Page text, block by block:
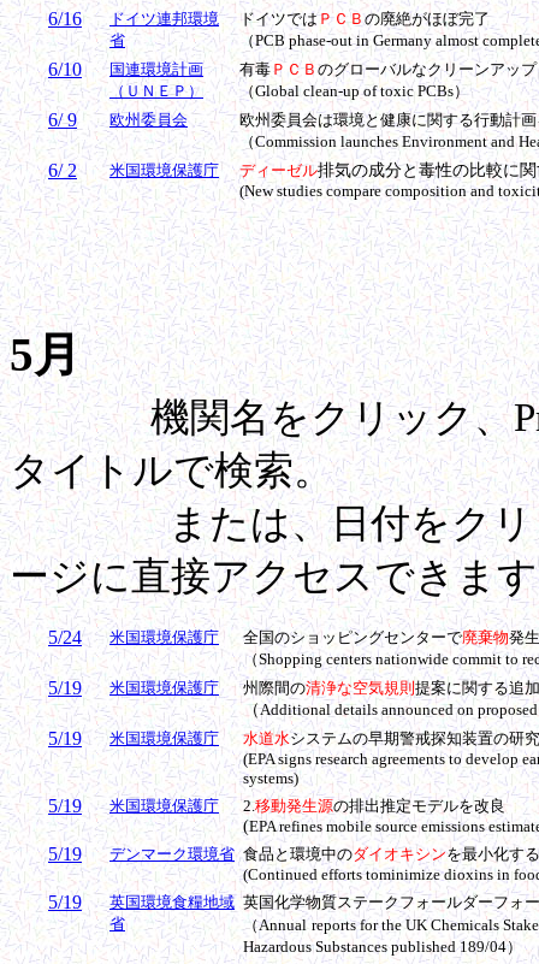
6/16
ドイツ連邦環境
省
ドイツではＰＣＢ の廃絶がほぼ完了
（PCB phase-out in Germany almost
6/10
国連環境計画
（ＵＮＥＰ）
有毒ＰＣＢ のグローバルなクリーンアップ
（Global clean-up of toxic PCBs）
6/ 9 欧州委員会
欧州委員会は環境と健康に関する行動計
（Commission launches Environment and
6/ 2 米国環境保護庁 ディーゼル排気の成分と毒性の比較に
(New studies compare composition and
5月
機関名をクリック、
タイトルで検索。
または、日付をクリッ
ージに直接アクセスできま
5/24 米国環境保護庁 全国のショッピングセンターで廃棄物発
（Shopping centers nationwide commit to
5/19 米国環境保護庁 州際間の清浄な空気規則提案に関する追
（Additional details announced on
5/19 米国環境保護庁 水道水システムの早期警戒探知装置の研
(EPA signs research agreements to develop
systems)
5/19 米国環境保護庁 2.移動発生源の排出推定モデルを改良
(EPA refines mobile source emissions
5/19 デンマーク環境省 食品と環境中のダイオキシンを最小化す
(Continued efforts tominimize dioxins in
5/19
英国環境食糧地域
省
英国化学物質ステークフォールダーフォ
（Annual reports for the UK Chemicals
Hazardous Substances published 189/04）